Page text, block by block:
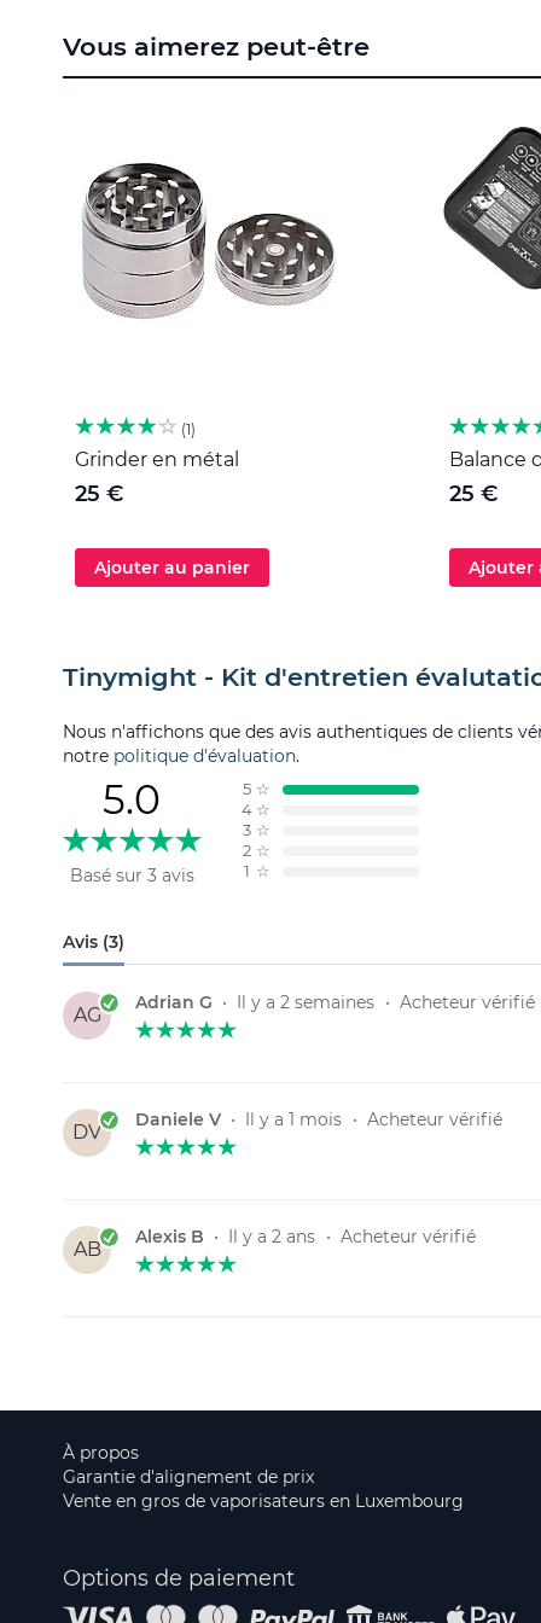
the
gallery
Vous aimerez peut-être
1
Grinder en métal
25 €
Ajouter au panier
Balance
25 €
Ajouter
Tinymight - Kit d'entretien
Nous n'affichons que des avis authentiques de clients
notre politique d'évaluation.
5.0
Basé sur 3 avis
5 ☆
4 ☆
3 ☆
2 ☆
1 ☆
Avis (3)
AG
Adrian G • Il y a 2 semaines • Acheteur vérifié
DV
Daniele V • Il y a 1 mois • Acheteur vérifié
AB
Alexis B • Il y a 2 ans • Acheteur vérifié
À propos
Garantie d'alignement de prix
Vente en gros de vaporisateurs en Luxembourg
Options de paiement